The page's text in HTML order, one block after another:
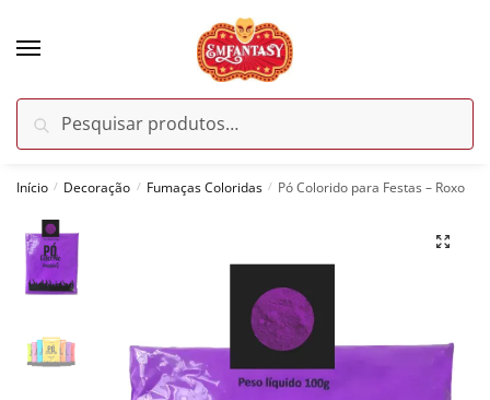
por:
Pesquisar
Início / Decoração / Fumaças Coloridas / Pó Colorido para Festas – Roxo